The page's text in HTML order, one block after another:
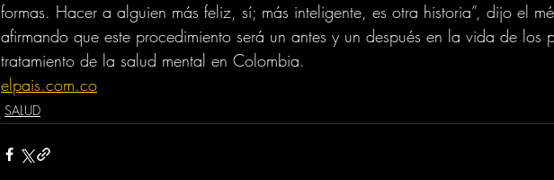
formas. Hacer a alguien más feliz, sí; más inteligente, es otra historia”, dijo el
afirmando que este procedimiento será un antes y un después en la vida de los
tratamiento de la salud mental en Colombia.
elpais.com.co
SALUD